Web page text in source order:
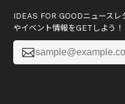
IDEAS FOR GOODニュースレ
やイベント情報をGETしよう！
